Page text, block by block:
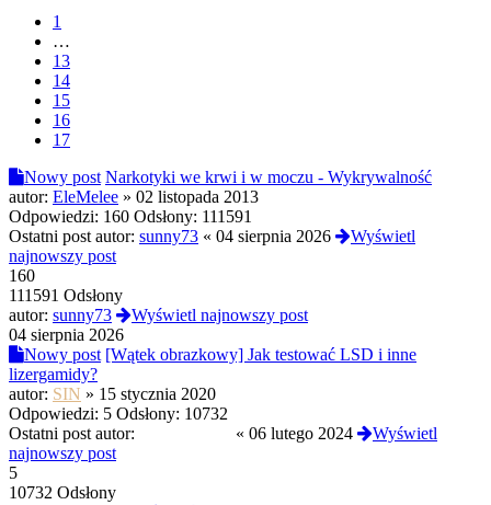
1
…
13
14
15
16
17
Nowy post Narkotyki we krwi i w moczu - Wykrywalność
autor: EleMelee » 02 listopada 2013
Odpowiedzi: 160 Odsłony: 111591
Ostatni post autor: sunny73 « 04 sierpnia 2026
Wyświetl
najnowszy post
160
111591 Odsłony
autor: sunny73
Wyświetl najnowszy post
04 sierpnia 2026
Nowy post [Wątek obrazkowy] Jak testować LSD i inne
lizergamidy?
autor: SIN » 15 stycznia 2020
Odpowiedzi: 5 Odsłony: 10732
Ostatni post autor:
« 06 lutego 2024
Wyświetl
najnowszy post
5
10732 Odsłony